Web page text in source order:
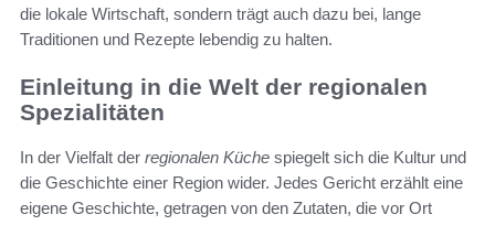
die lokale Wirtschaft, sondern trägt auch dazu bei, lange
Traditionen und Rezepte lebendig zu halten.
Einleitung in die Welt der regionalen
Spezialitäten
In der Vielfalt der regionalen Küche spiegelt sich die Kultur und
die Geschichte einer Region wider. Jedes Gericht erzählt eine
eigene Geschichte, getragen von den Zutaten, die vor Ort